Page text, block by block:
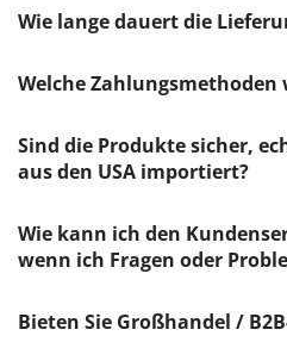
Wie lange dauert die
Welche
Sind die Produkte sicher,
aus den USA importiert?
Wie kann ich den
wenn ich Fragen oder
Bieten Sie Großhandel /